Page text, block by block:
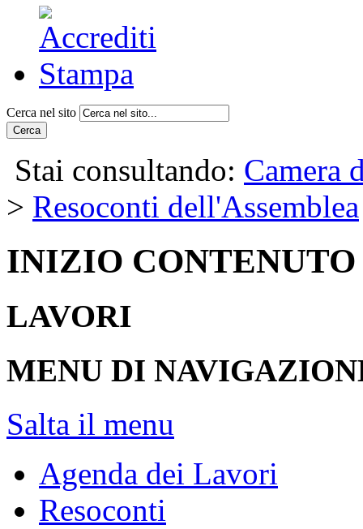
Cerca nel sito
Cerca
Stai consultando: Camera
> Resoconti dell'Assemblea
INIZIO CONTENUTO
LAVORI
MENU DI
Salta il menu
Agenda dei Lavori
Resoconti